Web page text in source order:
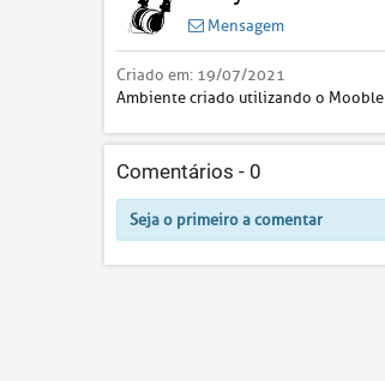
Mensagem
Criado em: 19/07/2021
Ambiente criado utilizando o Mooble
Comentários - 0
Seja o primeiro a comentar